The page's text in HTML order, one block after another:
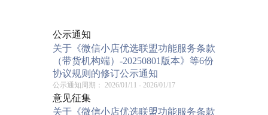
公示通知
关于《微信小店优选联盟功能服务条款
（带货机构端）-20250801版本》等6份
协议规则的修订公示通知
公示通知周期： 2026/01/11 - 2026/01/17
意见征集
关于《微信小店优选联盟功能服务条款